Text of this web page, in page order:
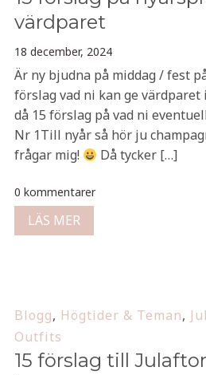
värdparet
18 december, 2024
Är ny bjudna på middag / fest
förslag vad ni kan ge
då 15 förslag på vad ni
Nr 1Till nyår så hör ju
frågar mig!
Då tycker […]
0 kommentarer
LÄS MER
Blogg, Högtider & Teman,
Outfits
15 förslag till